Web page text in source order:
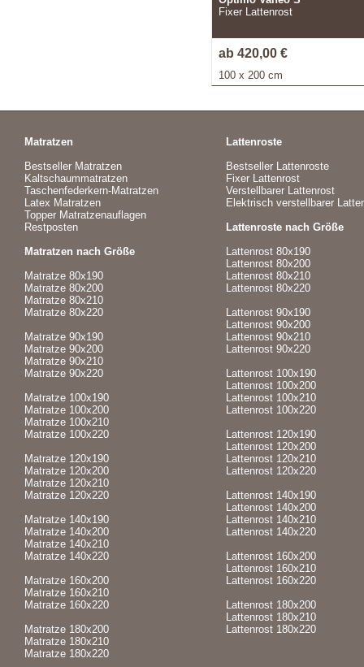
Fixer Lattenrost
ab 420,00 €
100 x 200 cm
Matratzen
Bestseller Matratzen
Kaltschaummatratzen
Taschenfederkern-Matratzen
Latex Matratzen
Topper Matratzenauflagen
Restposten
Matratzen nach Größe
Matratze 80x190
Matratze 80x200
Matratze 80x210
Matratze 80x220
Matratze 90x190
Matratze 90x200
Matratze 90x210
Matratze 90x220
Matratze 100x190
Matratze 100x200
Matratze 100x210
Matratze 100x220
Matratze 120x190
Matratze 120x200
Matratze 120x210
Matratze 120x220
Matratze 140x190
Matratze 140x200
Matratze 140x210
Matratze 140x220
Matratze 160x200
Matratze 160x210
Matratze 160x220
Matratze 180x200
Matratze 180x210
Matratze 180x220
Lattenroste
Bestseller Lattenroste
Fixer Lattenrost
Verstellbarer Lattenrost
Elektrisch verstellbarer
Lattenroste nach Größe
Lattenrost 80x190
Lattenrost 80x200
Lattenrost 80x210
Lattenrost 80x220
Lattenrost 90x190
Lattenrost 90x200
Lattenrost 90x210
Lattenrost 90x220
Lattenrost 100x190
Lattenrost 100x200
Lattenrost 100x210
Lattenrost 100x220
Lattenrost 120x190
Lattenrost 120x200
Lattenrost 120x210
Lattenrost 120x220
Lattenrost 140x190
Lattenrost 140x200
Lattenrost 140x210
Lattenrost 140x220
Lattenrost 160x200
Lattenrost 160x210
Lattenrost 160x220
Lattenrost 180x200
Lattenrost 180x210
Lattenrost 180x220